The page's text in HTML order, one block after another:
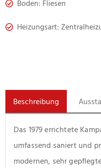
Boden: Fliesen
Heizungsart:
Beschreibung
Das 1979 errichtete
umfassend saniert und
modernen, sehr